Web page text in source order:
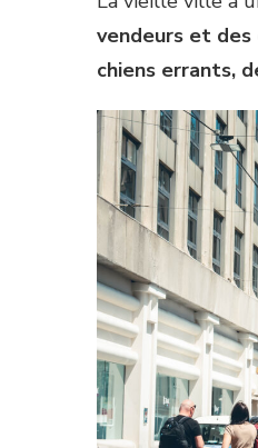
vendeurs et
chiens errants,